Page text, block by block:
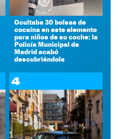
Ocultaba 30 bolsas de
cocaína en este elemento
para niños de su coche: la
Policía Municipal de
Madrid acabó
descubriéndola
4